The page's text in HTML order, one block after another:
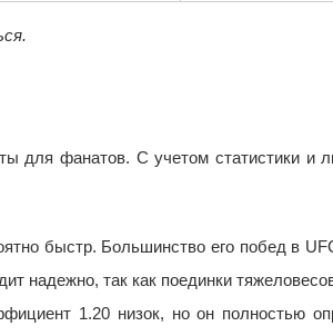
для фанатов. С учетом статистики и
быстр. Большинство его побед в
надежно, так как поединки
1.20 низок, но он полностью